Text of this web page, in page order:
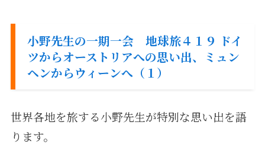
小野先生の一期一会 地球旅４１９ ドイ
ツからオーストリアへの思い出、ミュン
ヘンからウィーンへ（１）
世界各地を旅する小野先生が特別な思い出を語
ります。